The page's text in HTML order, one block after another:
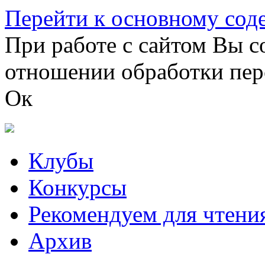
Перейти к основному
При работе с сайтом Вы
отношении обработки
Ок
Клубы
Конкурсы
Рекомендуем для
Архив